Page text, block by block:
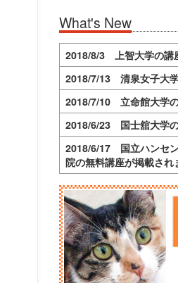
What's New
2018/8/3 上智大学の講
2018/7/13 清泉女子大
2018/7/10 立命館大学
2018/6/23 国士舘大学
2018/6/17 国立ハンセ
院の無料講座が掲載され